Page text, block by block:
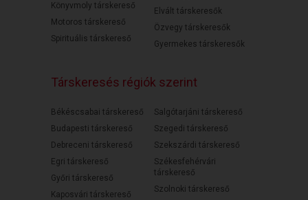
Könyvmoly társkereső
Motoros társkereső
Spirituális társkereső
Elvált társkeresők
Özvegy társkeresők
Gyermekes társkeresők
Társkeresés régiók szerint
Békéscsabai társkereső
Budapesti társkereső
Debreceni társkereső
Egri társkereső
Győri társkereső
Kaposvári társkereső
Salgótarjáni társkereső
Szegedi társkereső
Szekszárdi társkereső
Székesfehérvári
társkereső
Szolnoki társkereső